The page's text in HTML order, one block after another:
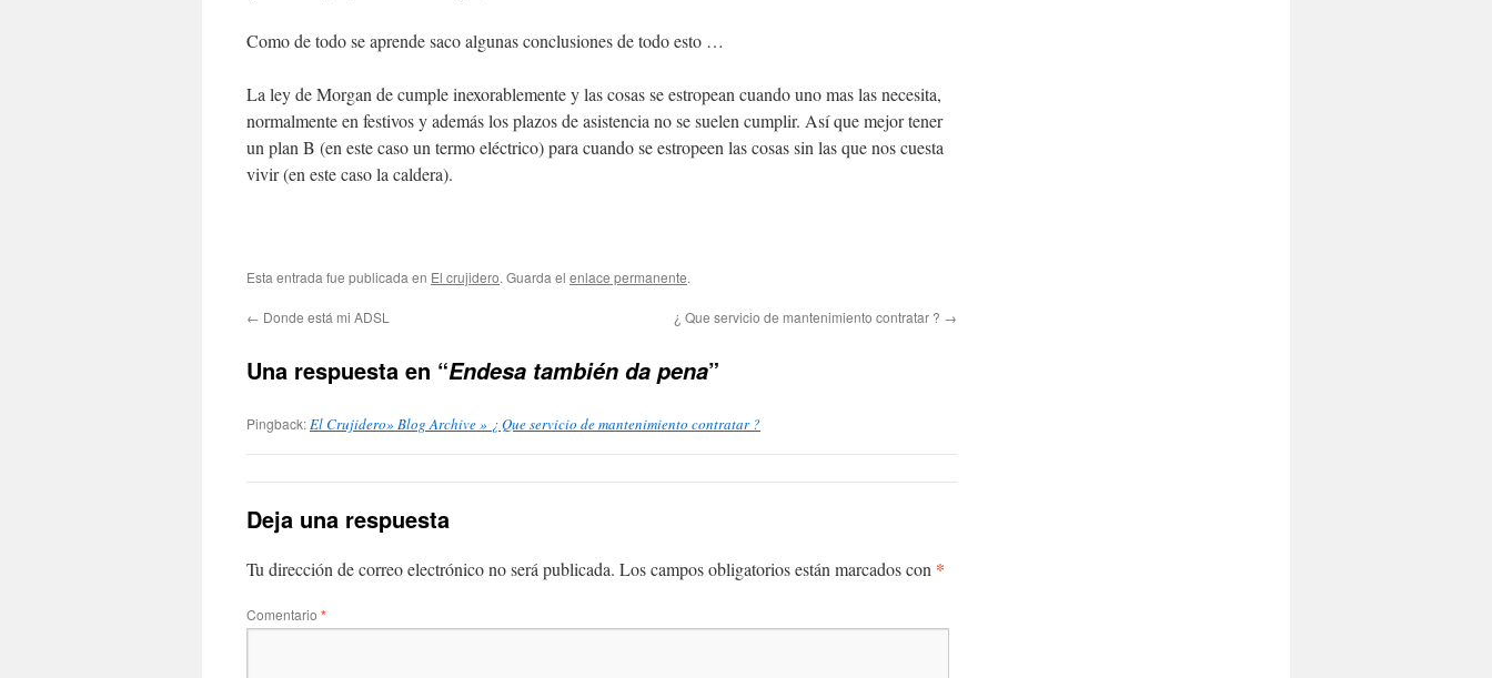
Como de todo se aprende saco algunas conclusiones de todo esto …
La ley de Morgan de cumple inexorablemente y las cosas se estropean cuando uno mas las necesita,
normalmente en festivos y además los plazos de asistencia no se suelen cumplir. Así que mejor tener
un plan B (en este caso un termo eléctrico) para cuando se estropeen las cosas sin las que nos cuesta
vivir (en este caso la caldera).
Esta entrada fue publicada en El crujidero. Guarda el enlace permanente.
← Donde está mi ADSL ¿ Que servicio de mantenimiento contratar ? →
Una respuesta en “Endesa también da pena”
Pingback:El Crujidero» Blog Archive » ¿ Que servicio de mantenimiento contratar ?
Deja una respuesta
Tu dirección de correo electrónico no será publicada. Los campos obligatorios están marcados con *
Comentario *